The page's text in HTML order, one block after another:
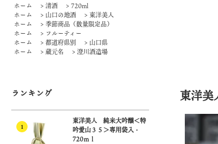
ホーム > 清酒 > 720ml
ホーム
> 山口の地酒 > 東洋美人
ホーム
> 季節商品（数量限定品）
ホーム
> フルーティー
ホーム
> 都道府県別 > 山口県
ホーム
> 蔵元名 > 澄川酒造場
ランキング
1
東洋美人 純米大吟醸＜特
吟愛山３５＞専用袋入・
720ｍｌ
東洋